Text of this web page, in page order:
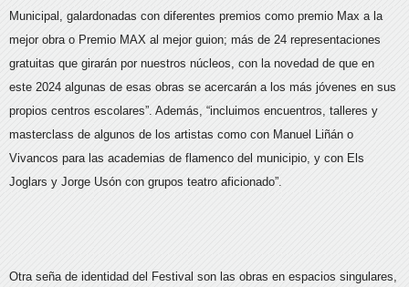
Municipal, galardonadas con diferentes premios como premio Max a la
mejor obra o Premio MAX al mejor guion; más de 24 representaciones
gratuitas que girarán por nuestros núcleos, con la novedad de que en
este 2024 algunas de esas obras se acercarán a los más jóvenes en sus
propios centros escolares”. Además, “incluimos encuentros, talleres y
masterclass de algunos de los artistas como con Manuel Liñán o
Vivancos para las academias de flamenco del municipio, y con Els
Joglars y Jorge Usón con grupos teatro aficionado”.
Otra seña de identidad del Festival son las obras en espacios singulares,